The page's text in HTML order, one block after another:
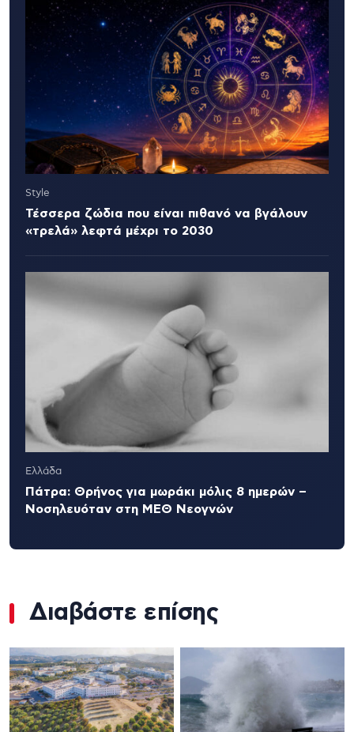
Style
Τέσσερα ζώδια που είναι πιθανό να βγάλουν
«τρελά» λεφτά μέχρι το 2030
Ελλάδα
Πάτρα: Θρήνος για μωράκι μόλις 8 ημερών –
Νοσηλευόταν στη ΜΕΘ Νεογνών
Διαβάστε επίσης